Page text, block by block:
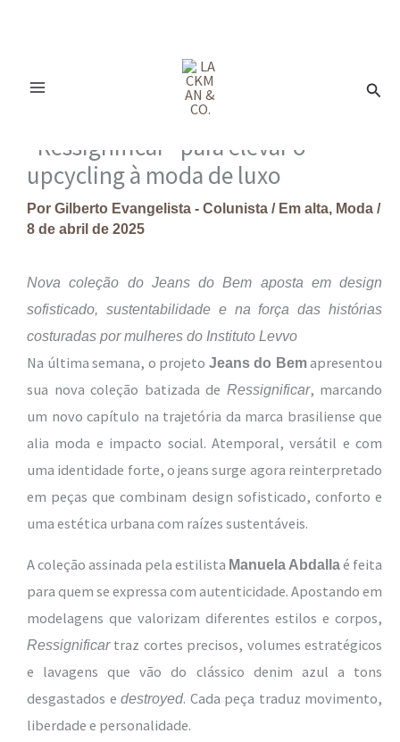
“Ressignificar” para elevar o
upcycling à moda de luxo
Por Gilberto Evangelista - Colunista / Em alta, Moda /
8 de abril de 2025
Nova coleção do Jeans do Bem aposta em design
sofisticado, sustentabilidade e na força das histórias
costuradas por mulheres do Instituto Levvo
Na última semana, o projeto Jeans do Bemapresentou
sua nova coleção batizada de Ressignificar, marcando
um novo capítulo na trajetória da marca brasiliense que
alia moda e impacto social. Atemporal, versátil e com
uma identidade forte, o jeans surge agora reinterpretado
em peças que combinam design sofisticado, conforto e
uma estética urbana com raízes sustentáveis.
A coleção assinada pela estilista Manuela Abdallaé feita
para quem se expressa com autenticidade. Apostando em
modelagens que valorizam diferentes estilos e corpos,
Ressignificartraz cortes precisos, volumes estratégicos
e lavagens que vão do clássico denim azul a tons
desgastados e destroyed. Cada peça traduz movimento,
liberdade e personalidade.